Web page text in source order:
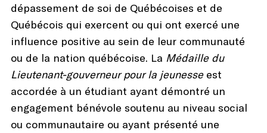
dépassement de soi de Québécoises et de
Québécois qui exercent ou qui ont exercé une
influence positive au sein de leur communauté
ou de la nation québécoise. La Médaille du
Lieutenant-gouverneur pour la jeunesse est
accordée à un étudiant ayant démontré un
engagement bénévole soutenu au niveau social
ou communautaire ou ayant présenté une